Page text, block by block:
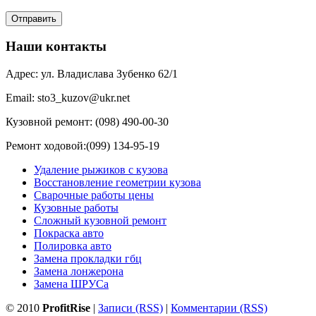
Наши контакты
Адрес: ул. Владислава Зубенко 62/1
Email: sto3_kuzov@ukr.net
Кузовной ремонт: (098) 490-00-30
Ремонт ходовой:(099) 134-95-19
Удаление рыжиков с кузова
Восстановление геометрии кузова
Сварочные работы цены
Кузовные работы
Сложный кузовной ремонт
Покраска авто
Полировка авто
Замена прокладки гбц
Замена лонжерона
Замена ШРУСа
© 2010 ProfitRise | Записи (RSS) | Комментарии (RSS)